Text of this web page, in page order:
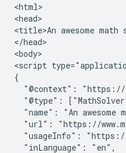
<html>
<head>
<title>An awesome
</head>
<body>
<script
{
"@context":
"@type":
"name": "An awesome
"url": "https://
"usageInfo":
  "inLanguage": "en",